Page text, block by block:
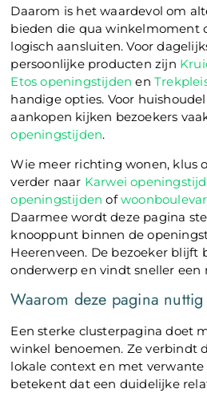
Daarom is het waardevol om
bieden die qua winkelmoment
logisch aansluiten. Voor
persoonlijke producten zijn
Etos openingstijden en
handige opties. Voor
aankopen kijken bezoekers
openingstijden.
Wie meer richting wonen, klus
verder naar Karwei
openingstijden of
Daarmee wordt deze pagina
knooppunt binnen de
Heerenveen. De bezoeker blijft
onderwerp en vindt sneller een
Waarom deze pagina
Een sterke clusterpagina doet
winkel benoemen. Ze verbindt
lokale context en met verwante
betekent dat een duidelijke